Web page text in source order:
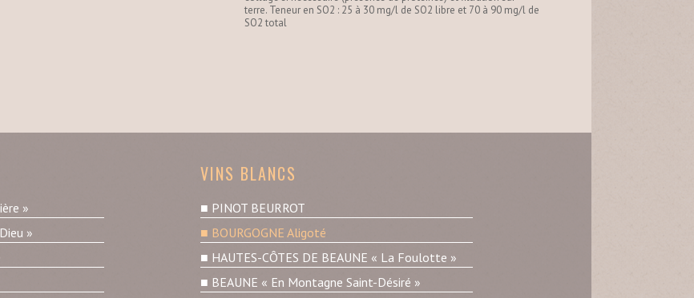
terre. Teneur en SO2 : 25 à 30 mg/l de SO2 libre et 70 à 90 mg/l de
SO2 total
»
»
VINS BLANCS
PINOT BEURROT
BOURGOGNE Aligoté
HAUTES-CÔTES DE BEAUNE « La Foulotte »
BEAUNE « En Montagne Saint-Désiré »